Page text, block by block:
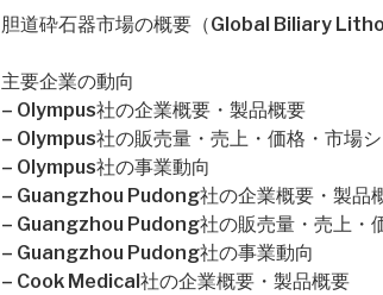
胆道砕石器市場の概要（Global Biliary
主要企業の動向
– Olympus社の企業概要・製品概要
– Olympus社の販売量・売上・価格・市場
– Olympus社の事業動向
– Guangzhou Pudong社の企業概要・製品
– Guangzhou Pudong社の販売量・売上・
– Guangzhou Pudong社の事業動向
– Cook Medical社の企業概要・製品概要